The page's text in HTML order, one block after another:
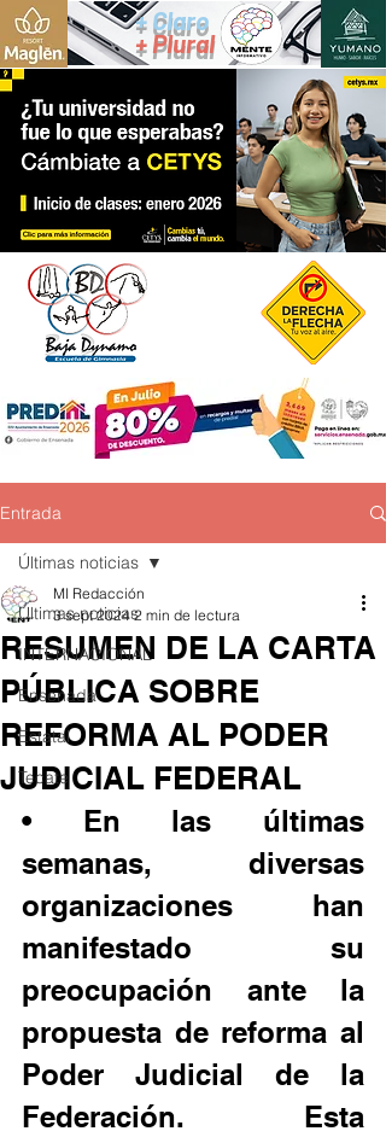
+ Claro
+ Plural
Entrada
Últimas noticias
INTERNACIONAL
Ensenada
Estatal
Tecate
Últimas noticias
RESUMEN DE LA CARTA
PÚBLICA SOBRE
REFORMA AL PODER
JUDICIAL FEDERAL
MI Redacción
3 sept 2024 2 min de lectura
• En las últimas
semanas, diversas
organizaciones han
manifestado su
preocupación ante la
propuesta de reforma al
Poder Judicial de la
Federación. Esta